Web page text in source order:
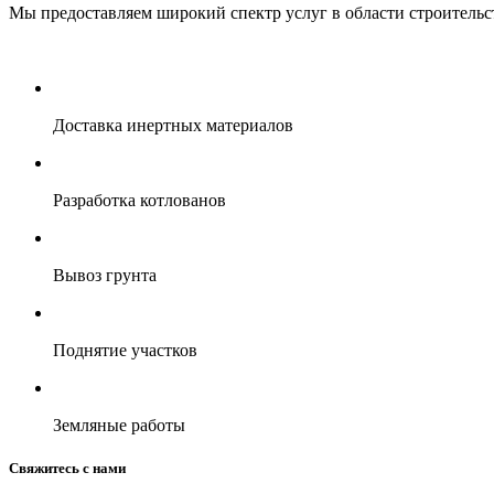
Мы предоставляем широкий спектр услуг в области
Доставка инертных материалов
Разработка котлованов
Вывоз грунта
Поднятие участков
Земляные работы
Свяжитесь с нами